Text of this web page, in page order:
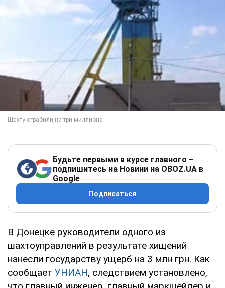
Будьте первыми в курсе главного –
подпишитесь на Новини на OBOZ.UA в
Google
Подписаться
В Донецке руководители одного из
шахтоуправлений в результате хищений
нанесли государству ущерб на 3 млн грн. Как
сообщает УНИАН, следствием установлено,